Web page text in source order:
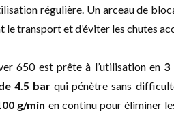
régulière. Un arceau de
le transport et d’éviter les chutes
650 est prête à l’utilisation en 3
4.5 bar qui pénètre sans
g/min en continu pour éliminer